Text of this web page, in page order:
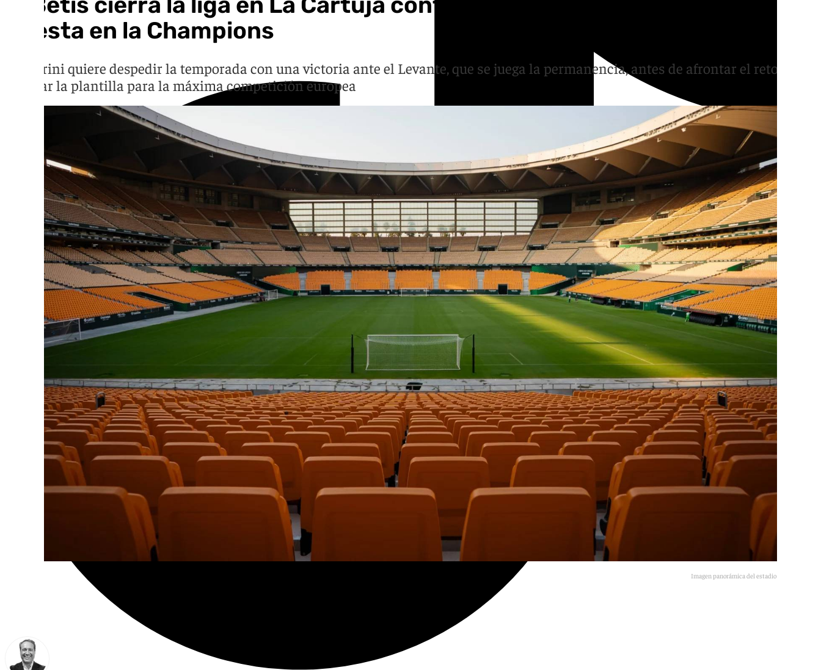
puesta en la Champions
Pellegrini quiere despedir la temporada con una victoria ante el Levante, que se juega la permanencia, antes de afrontar el reto de
reforzar la plantilla para la máxima competición europea
Imagen panorámica del estadio de La Cartuja.